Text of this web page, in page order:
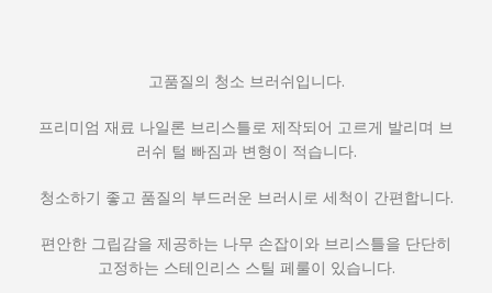
고품질의 청소 브러쉬입니다.
프리미엄 재료 나일론 브리스틀로 제작되어 고르게 발리며 브
러쉬 털 빠짐과 변형이 적습니다.
청소하기 좋고 품질의 부드러운 브러시로 세척이 간편합니다.
편안한 그립감을 제공하는 나무 손잡이와 브리스틀을 단단히
고정하는 스테인리스 스틸 페룰이 있습니다.